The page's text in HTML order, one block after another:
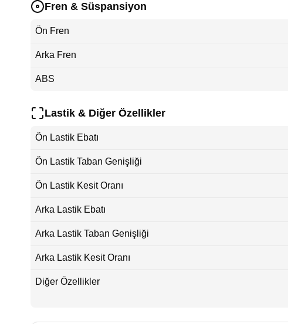
Fren & Süspansiyon
Ön Fren
Arka Fren
ABS
Lastik & Diğer Özellikler
Ön Lastik Ebatı
Ön Lastik Taban Genişliği
Ön Lastik Kesit Oranı
Arka Lastik Ebatı
Arka Lastik Taban Genişliği
Arka Lastik Kesit Oranı
Diğer Özellikler